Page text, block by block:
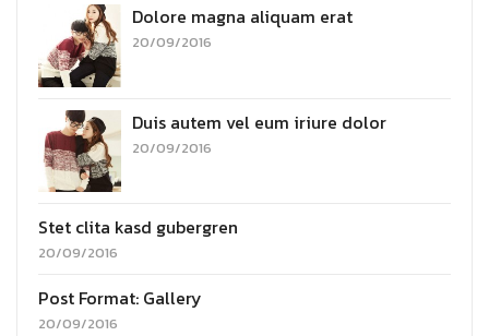
Dolore magna aliquam erat
20/09/2016
Duis autem vel eum iriure dolor
20/09/2016
Stet clita kasd gubergren
20/09/2016
Post Format: Gallery
20/09/2016